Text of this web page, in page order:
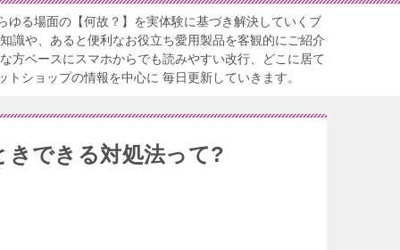
ゆる場面の【何故？】を実体験に基づき解決していくブ
識や、あると便利なお役立ち愛用製品を客観的にご紹介
方ベースにスマホからでも読みやすい改行、どこに居て
ショップの情報を中心に 毎日更新していきます。
できる対処法って?